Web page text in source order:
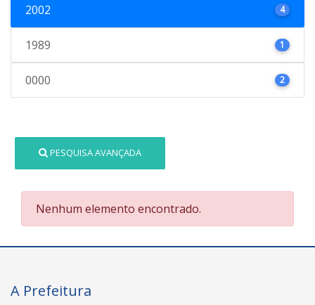
2002 4
1989 1
0000 2
PESQUISA AVANÇADA
Nenhum elemento encontrado.
A Prefeitura